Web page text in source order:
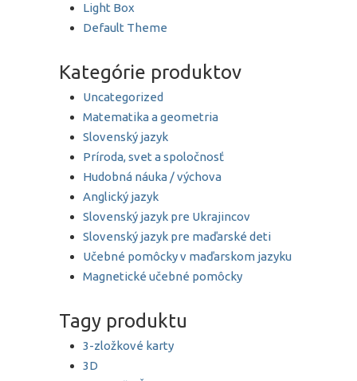
Light Box
Default Theme
Kategórie produktov
Uncategorized
Matematika a geometria
Slovenský jazyk
Príroda, svet a spoločnosť
Hudobná náuka / výchova
Anglický jazyk
Slovenský jazyk pre Ukrajincov
Slovenský jazyk pre maďarské deti
Učebné pomôcky v maďarskom jazyku
Magnetické učebné pomôcky
Tagy produktu
3-zložkové karty
3D